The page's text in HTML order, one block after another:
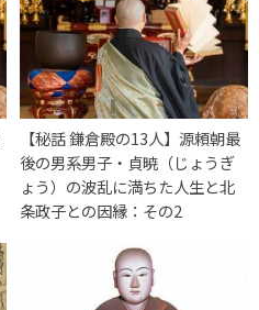
【秘話 鎌倉殿の13人】源頼朝最
後の男系男子・貞暁（じょうぎ
ょう）の波乱に満ちた人生と北
条政子との因縁：その2